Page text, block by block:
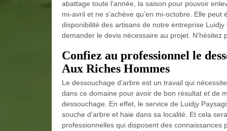
abattage toute l’année, la saison pour pouvoir
mi-avril et ne s’achève qu’en mi-octobre. Elle
disponibilité des artisans de notre entreprise
demander le devis nécessaire au projet. N’hésitez
Confiez au professionnel le
Aux Riches Hommes
Le dessouchage d’arbre est un travail qui
dans ce domaine pour avoir de bon résultat et de
dessouchage. En effet, le service de Luidjy
souche d’arbre et haie dans sa localité. Et cela
professionnelles qui disposent des connaissances